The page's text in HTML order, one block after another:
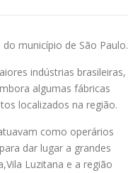
município de São Paulo.
indústrias brasileiras,
algumas fábricas
localizados na região.
como operários
dar lugar a grandes
Luzitana e a região